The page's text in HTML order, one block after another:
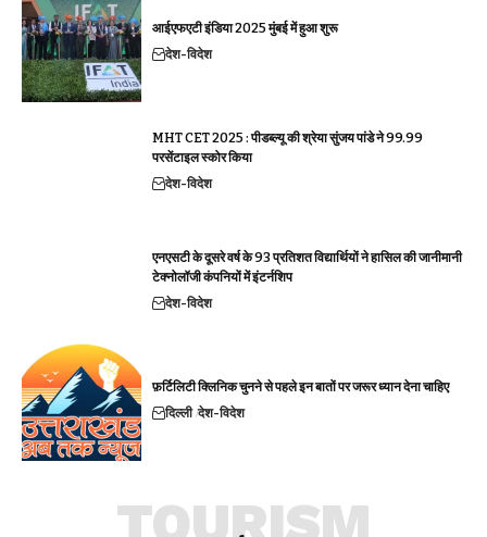
आईएफएटी इंडिया 2025 मुंबई में हुआ शुरू
देश-विदेश
MHT CET 2025 : पीडब्ल्यू की श्रेया सुंजय पांडे ने 99.99
परसेंटाइल स्कोर किया
देश-विदेश
एनएसटी के दूसरे वर्ष के 93 प्रतिशत विद्यार्थियों ने हासिल की जानीमानी
टेक्नोलॉजी कंपनियों में इंटर्नशिप
देश-विदेश
फ़र्टिलिटी क्लिनिक चुनने से पहले इन बातों पर जरूर ध्यान देना चाहिए
दिल्ली देश-विदेश
TOURISM